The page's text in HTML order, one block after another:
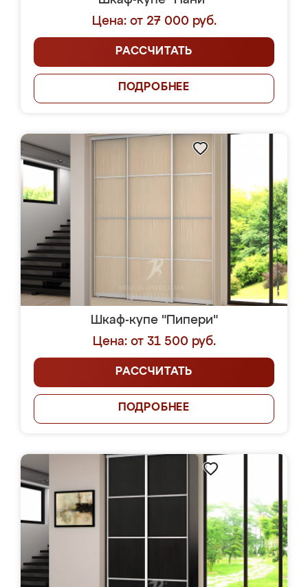
Цена: от 27 000 руб.
РАССЧИТАТЬ
ПОДРОБНЕЕ
Шкаф-купе "Пипери"
Цена: от 31 500 руб.
РАССЧИТАТЬ
ПОДРОБНЕЕ